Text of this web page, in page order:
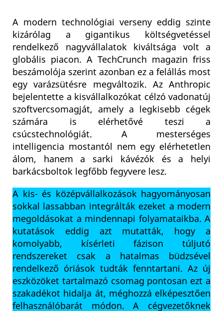
A modern technológiai verseny eddig szinte
kizárólag a gigantikus költségvetéssel
rendelkező nagyvállalatok kiváltsága volt a
globális piacon. A TechCrunch magazin friss
beszámolója szerint azonban ez a felállás most
egy varázsütésre megváltozik. Az Anthropic
bejelentette a kisvállalkozókat célzó vadonatúj
szoftvercsomagját, amely a legkisebb cégek
számára is elérhetővé teszi a
csúcstechnológiát. A mesterséges
intelligencia mostantól nem egy elérhetetlen
álom, hanem a sarki kávézók és a helyi
barkácsboltok legfőbb fegyvere lesz.
A kis- és középvállalkozások hagyományosan
sokkal lassabban integrálták ezeket a modern
megoldásokat a mindennapi folyamataikba. A
kutatások eddig azt mutatták, hogy a
komolyabb, kísérleti fázison túljutó
rendszereket csak a hatalmas büdzsével
rendelkező óriások tudták fenntartani. Az új
eszközöket tartalmazó csomag pontosan ezt a
szakadékot hidalja át, méghozzá elképesztően
felhasználóbarát módon. A cégvezetőknek